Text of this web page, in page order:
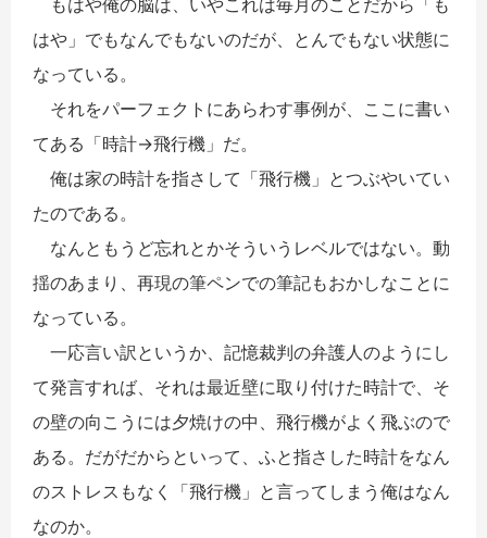
はや」でもなんでもないのだが、とんでもない状態に
なっている。
それをパーフェクトにあらわす事例が、ここに書い
てある「時計→飛行機」だ。
俺は家の時計を指さして「飛行機」とつぶやいてい
たのである。
なんともうど忘れとかそういうレベルではない。動
揺のあまり、再現の筆ペンでの筆記もおかしなことに
なっている。
一応言い訳というか、記憶裁判の弁護人のようにし
て発言すれば、それは最近壁に取り付けた時計で、そ
の壁の向こうには夕焼けの中、飛行機がよく飛ぶので
ある。だがだからといって、ふと指さした時計をなん
のストレスもなく「飛行機」と言ってしまう俺はなん
なのか。